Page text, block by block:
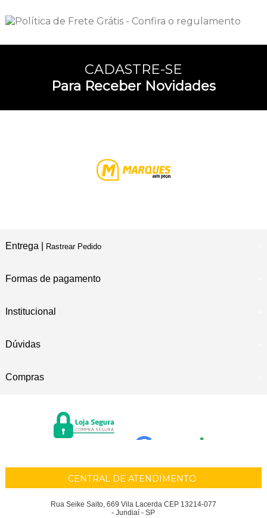
CADASTRE-SE
Para Receber Novidades
Entrega | Rastrear Pedido
Formas de pagamento
Institucional
Dúvidas
Compras
CENTRAL DE ATENDIMENTO
Rua Seike Saito, 669 Vila Lacerda CEP 13214-077
- Jundiaí - SP